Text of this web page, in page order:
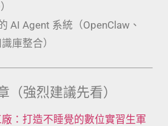
AI Agent 系統（OpenClaw、
庫整合）
（強烈建議先看）
：打造不睡覺的數位實習生軍